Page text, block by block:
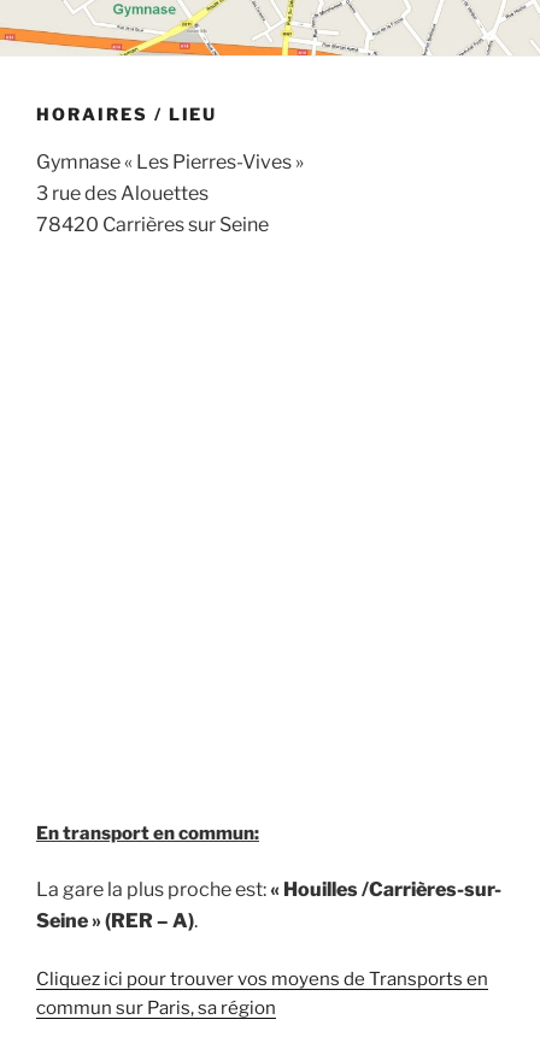
HORAIRES / LIEU
Gymnase « Les Pierres-Vives »
3 rue des Alouettes
78420 Carrières sur Seine
En transport en commun:
La gare la plus proche est: « Houilles /Carrières-sur-
Seine » (RER – A).
Cliquez ici pour trouver vos moyens de Transports en
commun sur Paris, sa région